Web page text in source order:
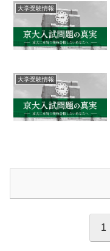
大学受験情報
大学受験情報
1